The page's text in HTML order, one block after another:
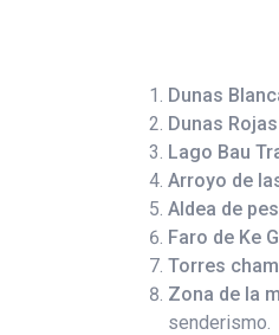
Dunas
Dunas Rojas
Lago Bau
Arroyo de
Aldea de
Faro de Ke
Torres
Zona de la
senderismo.